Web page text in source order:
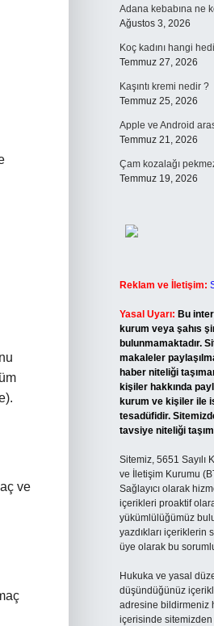
ve
Adana kebabına ne
Ağustos 3, 2026
Koç kadını hangi
Temmuz 27, 2026
Kaşıntı kremi nedir ?
Temmuz 25, 2026
Apple ve Android
Temmuz 21, 2026
Çam kozalağı
Temmuz 19, 2026
Reklam ve İletişim:
Yasal Uyarı: Bu
kurum veya şahıs
bulunmamaktadır.
makaleler
haber niteliği
kişiler hakkında
kurum ve kişiler ile
tesadüfidir.
tavsiye niteliği
Sitemiz, 5651 Sayılı
ve İletişim Kurumu
Sağlayıcı olarak
içerikleri proaktif
yükümlülüğümüz
yazdıkları içeriklerin
üye olarak bu
Hukuka ve yasal
düşündüğünüz
adresine bildirmeniz
içerisinde sitemizden